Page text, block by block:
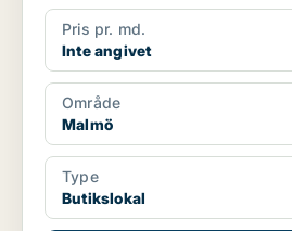
Pris pr. md.
Inte angivet
Område
Malmö
Type
Butikslokal